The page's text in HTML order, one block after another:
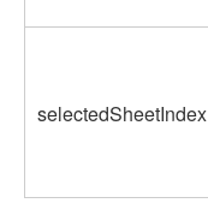
selectedSheetIndex